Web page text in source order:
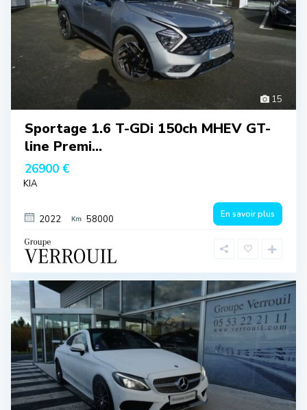
15
Sportage 1.6 T-GDi 150ch MHEV GT-
line Premi...
26900 €
KIA
2022 58000 En savoir plus